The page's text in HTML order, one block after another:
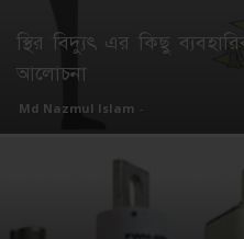
স্থির বিদ্যুৎ এর কিছু
আলোচনা
Md Nazmul Islam -